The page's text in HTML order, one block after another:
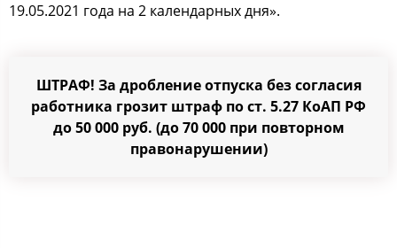
19.05.2021 года на 2 календарных дня».
ШТРАФ! За дробление отпуска без согласия
работника грозит штраф по ст. 5.27 КоАП РФ
до 50 000 руб. (до 70 000 при повторном
правонарушении)